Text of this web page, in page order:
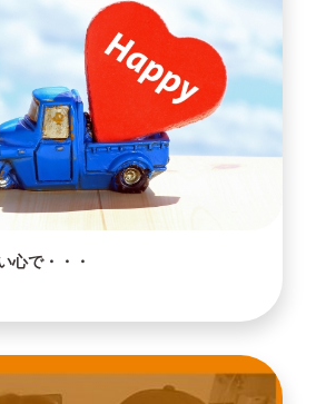
心で・・・